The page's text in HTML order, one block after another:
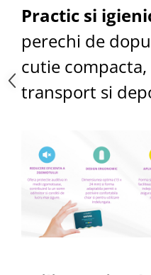
Practic si
perechi de
cutie
transport si